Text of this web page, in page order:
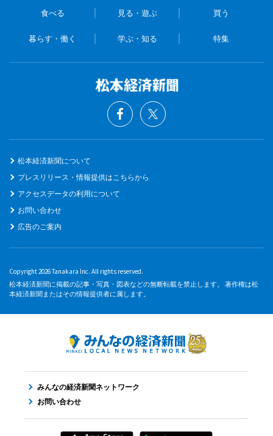
食べる 見る・遊ぶ 買う
暮らす・働く 学ぶ・知る 特集
松本経済新聞について
プレスリリース・情報提供はこちらから
アクセスデータの利用について
お問い合わせ
広告のご案内
Copyright 2026 Tanakara Inc. All rights reserved.
松本経済新聞に掲載の記事・写真・図表などの無断転載を禁止します。 著作権は松
本経済新聞またはその情報提供者に属します。
みんなの経済新聞ネットワーク
お問い合わせ